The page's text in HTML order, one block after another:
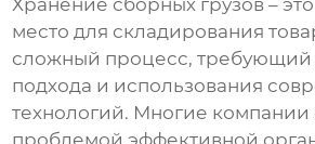
Хранение сборных грузов –
место для складирования
сложный процесс, требующий
подхода и использования
технологий. Многие компании